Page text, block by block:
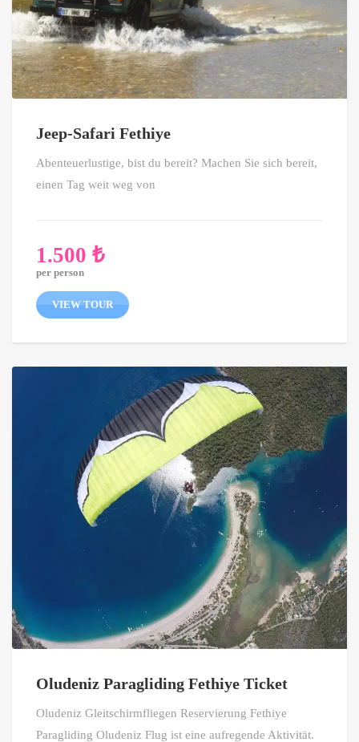
Jeep-Safari Fethiye
Abenteuerlustige, bist du bereit? Machen Sie sich bereit,
einen Tag weit weg von
1.500 ₺
per person
VIEW TOUR
Oludeniz Paragliding Fethiye Ticket
Oludeniz Gleitschirmfliegen Reservierung Fethiye
Paragliding Oludeniz Flug ist eine aufregende Aktivität.